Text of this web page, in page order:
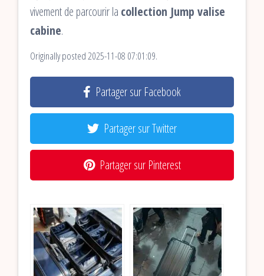
vivement de parcourir la collection Jump valise
cabine.
Originally posted 2025-11-08 07:01:09.
Partager sur Facebook
Partager sur Twitter
Partager sur Pinterest